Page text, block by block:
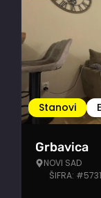
Stanovi
Grbavica
NOVI SAD
ŠIFRA: